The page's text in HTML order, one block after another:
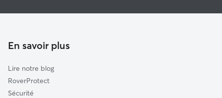
Vinça
La Côte Salanquaise
Opoul-Périllos
La Côte Sableuse
Promeneur de Chien à La Vallée de la Têt
En savoir plus
Lire notre blog
RoverProtect
Sécurité